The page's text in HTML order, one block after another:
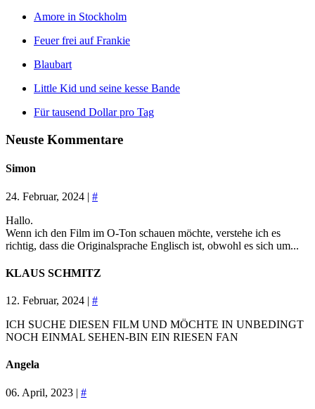
Amore in Stockholm
Feuer frei auf Frankie
Blaubart
Little Kid und seine kesse Bande
Für tausend Dollar pro Tag
Neuste Kommentare
Simon
24. Februar, 2024 | #
Hallo.
Wenn ich den Film im O-Ton schauen möchte, verstehe ich es
richtig, dass die Originalsprache Englisch ist, obwohl es sich um...
KLAUS SCHMITZ
12. Februar, 2024 | #
ICH SUCHE DIESEN FILM UND MÖCHTE IN UNBEDINGT
NOCH EINMAL SEHEN-BIN EIN RIESEN FAN
Angela
06. April, 2023 | #